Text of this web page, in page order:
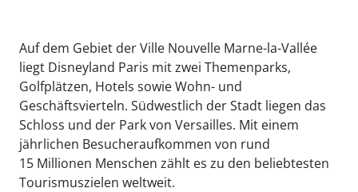
Auf dem Gebiet der Ville Nouvelle Marne-la-Vallée
liegt Disneyland Paris mit zwei Themenparks,
Golfplätzen, Hotels sowie Wohn- und
Geschäftsvierteln. Südwestlich der Stadt liegen das
Schloss und der Park von Versailles. Mit einem
jährlichen Besucheraufkommen von rund
15 Millionen Menschen zählt es zu den beliebtesten
Tourismuszielen weltweit.